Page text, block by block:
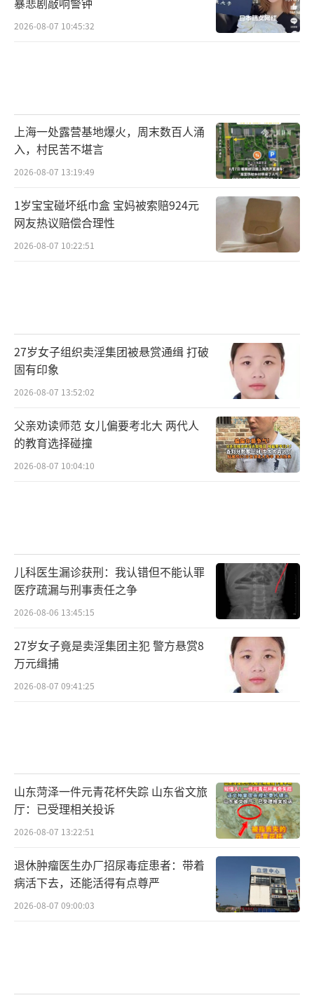
2026-08-07 10:45:32
上海一处露营基地爆火，周末数百人涌
入，村民苦不堪言
2026-08-07 13:19:49
1岁宝宝碰坏纸巾盒 宝妈被索赔924元
网友热议赔偿合理性
2026-08-07 10:22:51
27岁女子组织卖淫集团被悬赏通缉 打破
固有印象
2026-08-07 13:52:02
父亲劝读师范 女儿偏要考北大 两代人
的教育选择碰撞
2026-08-07 10:04:10
儿科医生漏诊获刑：我认错但不能认罪
医疗疏漏与刑事责任之争
2026-08-06 13:45:15
27岁女子竟是卖淫集团主犯 警方悬赏8
万元缉捕
2026-08-07 09:41:25
山东菏泽一件元青花杯失踪 山东省文旅
厅：已受理相关投诉
2026-08-07 13:22:51
退休肿瘤医生办厂招尿毒症患者：带着
病活下去，还能活得有点尊严
2026-08-07 09:00:03